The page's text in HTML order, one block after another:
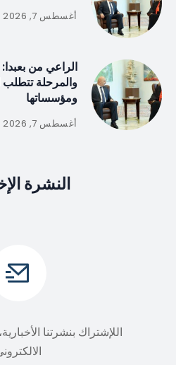
أغسطس 7, 2026
الراعي من بعبدا:
والمرحلة تتطلب
ومؤسساتها
أغسطس 7, 2026
النشرة
اللإشتراك بنشرتنا